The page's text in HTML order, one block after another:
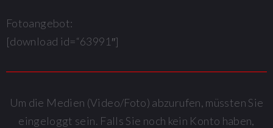
Fotoangebot:
[download id=“63991″]
Um die Medien (Video/Foto) abzurufen, müssten Sie
eingeloggt sein. Falls Sie noch kein Konto haben,